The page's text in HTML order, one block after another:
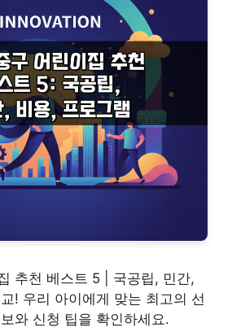
추천 베스트 5 | 국공립, 민간,
! 우리 아이에게 맞는 최고의 선
와 신청 팁을 확인하세요.